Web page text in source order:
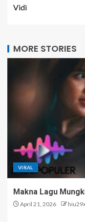
Vidi
MORE STORIES
VIRAL
Makna Lagu
April 21, 2026